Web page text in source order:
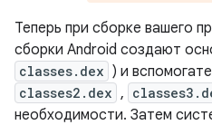
Теперь при сборке вашего
сборки Android создают
classes.dex ) и
classes2.dex ,
необходимости. Затем